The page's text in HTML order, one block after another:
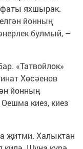
яхшырак.
йонның
булмый, –
«Татвойлок»
Хөсәенов
йонның
киез, киез
җитми. Халыктан